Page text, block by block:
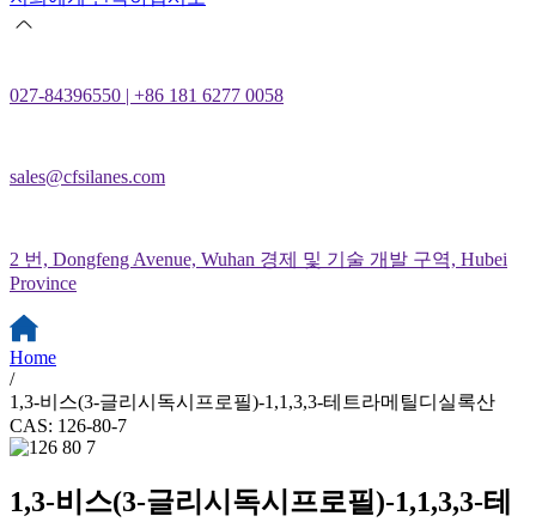
027-84396550 | +86 181 6277 0058
sales@cfsilanes.com
2 번, Dongfeng Avenue, Wuhan 경제 및 기술 개발 구역, Hubei
Province
Home
/
1,3-비스(3-글리시독시프로필)-1,1,3,3-테트라메틸디실록산
CAS: 126-80-7
1,3-비스(3-글리시독시프로필)-1,1,3,3-테